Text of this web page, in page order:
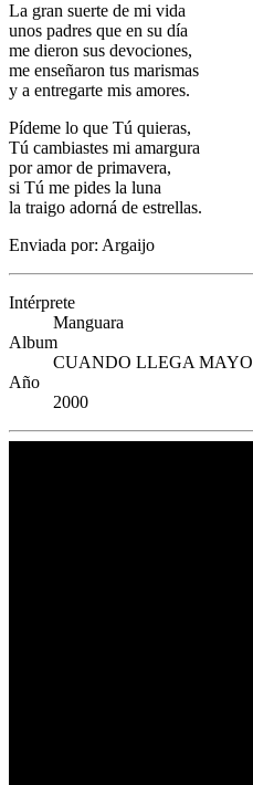
La gran suerte de mi vida
unos padres que en su día
me dieron sus devociones,
me enseñaron tus marismas
y a entregarte mis amores.
Pídeme lo que Tú quieras,
Tú cambiastes mi amargura
por amor de primavera,
si Tú me pides la luna
la traigo adorná de estrellas.
Enviada por: Argaijo
Intérprete
Manguara
Album
CUANDO LLEGA MAYO
Año
2000